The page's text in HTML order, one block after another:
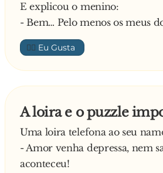
E explicou o menino:
- Bem… Pelo menos os meus
👍🏼
A loira e o puzzle
Uma loira telefona ao seu
- Amor venha depressa, nem
aconteceu!